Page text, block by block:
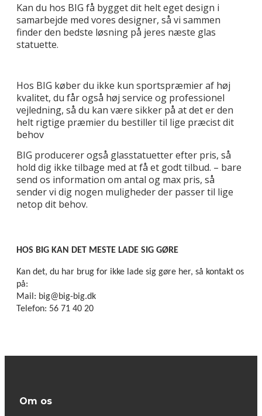
Kan du hos BIG få bygget dit helt eget design i
samarbejde med vores designer, så vi sammen
finder den bedste løsning på jeres næste glas
statuette.
Hos BIG køber du ikke kun sportspræmier af høj
kvalitet, du får også høj service og professionel
vejledning, så du kan være sikker på at det er den
helt rigtige præmier du bestiller til lige præcist dit
behov
BIG producerer også glasstatuetter efter pris, så
hold dig ikke tilbage med at få et godt tilbud. – bare
send os information om antal og max pris, så
sender vi dig nogen muligheder der passer til lige
netop dit behov.
HOS BIG KAN DET MESTE LADE SIG GØRE
Kan det, du har brug for ikke lade sig gøre her, så kontakt os
på:
Mail: big@big-big.dk
Telefon: 56 71 40 20
Om os